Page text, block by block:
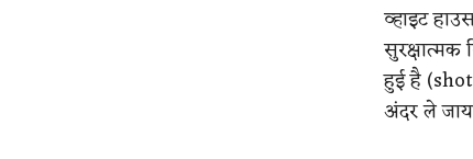
व्हाइट
सुरक्षात्मक
हुई है
अंदर ले